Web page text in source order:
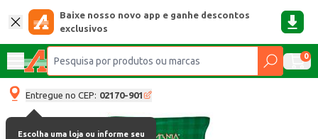
Baixe nosso novo app e ganhe descontos
exclusivos
0
Entregue no CEP: 02170-901
Escolha uma loja ou informe seu